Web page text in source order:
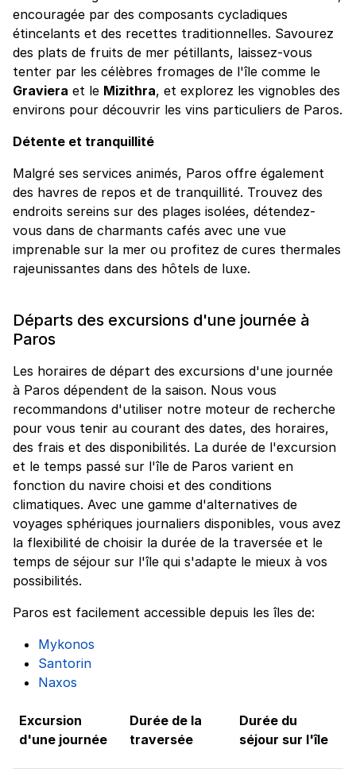
encouragée par des composants cycladiques
étincelants et des recettes traditionnelles. Savourez
des plats de fruits de mer pétillants, laissez-vous
tenter par les célèbres fromages de l'île comme le
Graviera et le Mizithra, et explorez les vignobles des
environs pour découvrir les vins particuliers de Paros.
Détente et tranquillité
Malgré ses services animés, Paros offre également
des havres de repos et de tranquillité. Trouvez des
endroits sereins sur des plages isolées, détendez-
vous dans de charmants cafés avec une vue
imprenable sur la mer ou profitez de cures thermales
rajeunissantes dans des hôtels de luxe.
Départs des excursions d'une journée à
Paros
Les horaires de départ des excursions d'une journée
à Paros dépendent de la saison. Nous vous
recommandons d'utiliser notre moteur de recherche
pour vous tenir au courant des dates, des horaires,
des frais et des disponibilités. La durée de l'excursion
et le temps passé sur l'île de Paros varient en
fonction du navire choisi et des conditions
climatiques. Avec une gamme d'alternatives de
voyages sphériques journaliers disponibles, vous avez
la flexibilité de choisir la durée de la traversée et le
temps de séjour sur l'île qui s'adapte le mieux à vos
possibilités.
Paros est facilement accessible depuis les îles de:
Mykonos
Santorin
Naxos
Excursion
d'une journée
Durée de la
traversée
Durée du
séjour sur l'île